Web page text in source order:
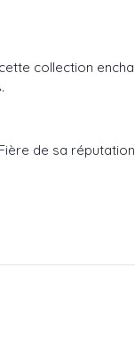
collection
de sa